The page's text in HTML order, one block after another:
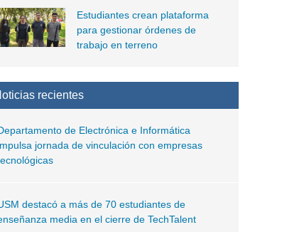
Estudiantes crean plataforma
para gestionar órdenes de
trabajo en terreno
recientes
de Electrónica e Informática
jornada de vinculación con empresas
destacó a más de 70 estudiantes de
media en el cierre de TechTalent